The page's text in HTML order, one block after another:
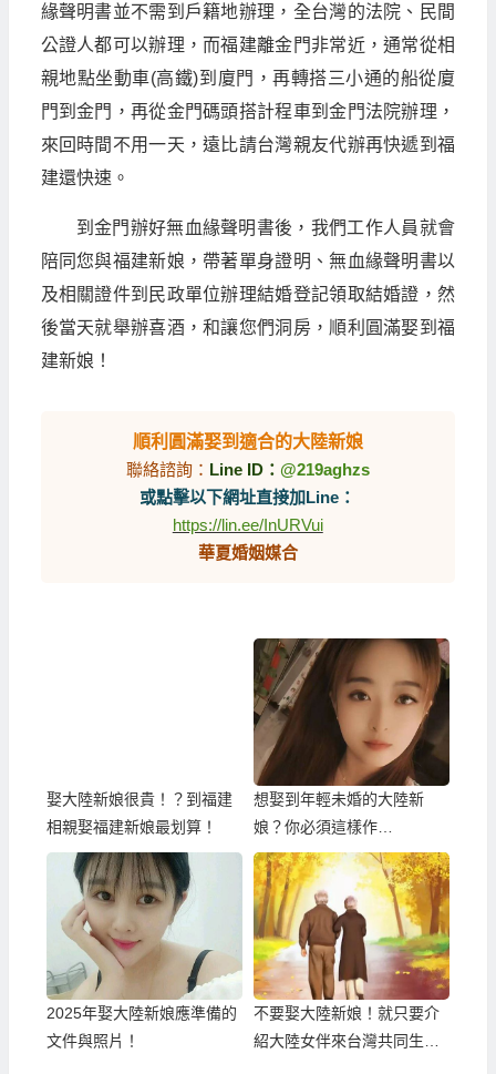
緣聲明書並不需到戶籍地辦理，全台灣的法院、民間
公證人都可以辦理，而福建離金門非常近，通常從相
親地點坐動車(高鐵)到廈門，再轉搭三小通的船從廈
門到金門，再從金門碼頭搭計程車到金門法院辦理，
來回時間不用一天，遠比請台灣親友代辦再快遞到福
建還快速。
到金門辦好無血緣聲明書後，我們工作人員就會
陪同您與福建新娘，帶著單身證明、無血緣聲明書以
及相關證件到民政單位辦理結婚登記領取結婚證，然
後當天就舉辦喜酒，和讓您們洞房，順利圓滿娶到福
建新娘！
順利圓滿娶到適合的大陸新娘
聯絡諮詢： Line ID： @219aghzs
或點擊以下網址直接加Line：
https://lin.ee/InURVui
華夏婚姻媒合
娶大陸新娘很貴！？到福建
相親娶福建新娘最划算！
想娶到年輕未婚的大陸新
娘？你必須這樣作…
2025年娶大陸新娘應準備的
文件與照片！
不要娶大陸新娘！就只要介
紹大陸女伴來台灣共同生